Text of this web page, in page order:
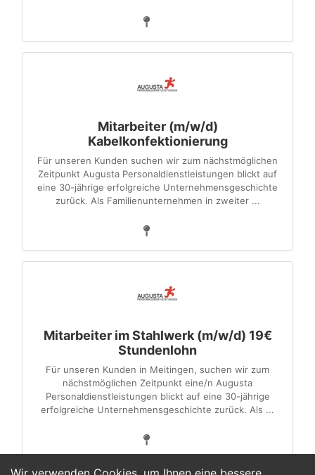
Mitarbeiter (m/w/d)
Kabelkonfektionierung
Für unseren Kunden suchen wir zum nächstmöglichen
Zeitpunkt Augusta Personaldienstleistungen blickt auf
eine 30-jährige erfolgreiche Unternehmensgeschichte
zurück. Als Familienunternehmen in zweiter ...
Mitarbeiter im Stahlwerk (m/w/d) 19€
Stundenlohn
Für unseren Kunden in Meitingen, suchen wir zum
nächstmöglichen Zeitpunkt eine/n Augusta
Personaldienstleistungen blickt auf eine 30-jährige
erfolgreiche Unternehmensgeschichte zurück. Als ...